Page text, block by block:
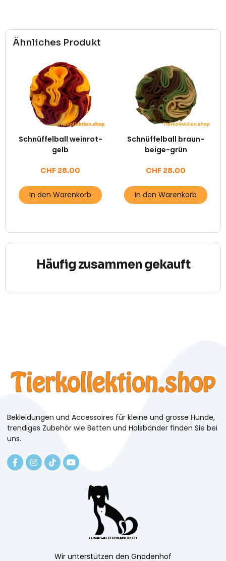
Ähnliches Produkt
Schnüffelball weinrot-
gelb
CHF 28.00
In den Warenkorb
Schnüffelball braun-
beige-grün
CHF 28.00
In den Warenkorb
Häufig zusammen gekauft
Bekleidungen und Accessoires für kleine und grosse Hunde,
trendiges Zubehör wie Betten und Halsbänder finden Sie bei
uns.
Wir unterstützen den Gnadenhof